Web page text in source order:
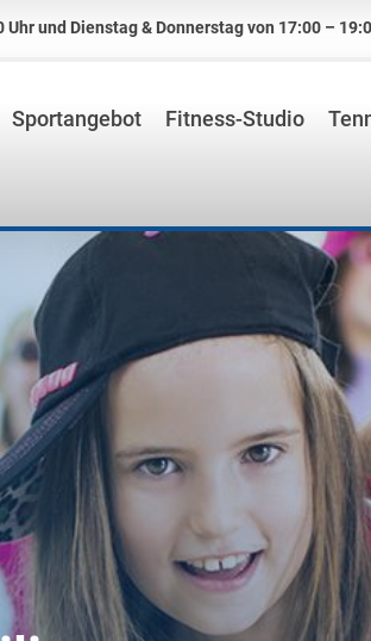
und Dienstag & Donnerstag von 17:00 –
Sportangebot Fitness-Studio